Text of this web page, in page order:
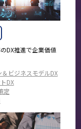
DX推進で企業価値
＆ビジネスモデルDX
DX
定